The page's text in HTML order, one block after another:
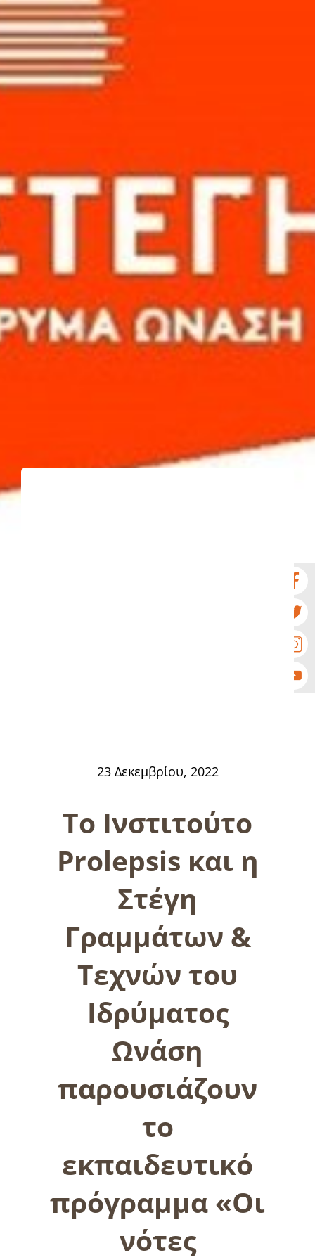
Νέα
Επικοινωνία
23 Δεκεμβρίου, 2022
Το Ινστιτούτο
Prolepsis και η
Στέγη
Γραμμάτων &
Τεχνών του
Ιδρύματος
Ωνάση
παρουσιάζουν
το
εκπαιδευτικό
πρόγραμμα «Οι
νότες